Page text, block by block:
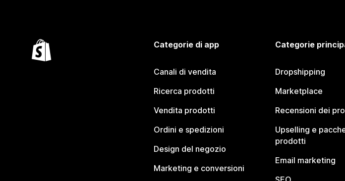
Categorie di app
Canali di vendita
Ricerca prodotti
Vendita prodotti
Ordini e spedizioni
Design del negozio
Marketing e conversioni
Categorie
Dropshipping
Marketplace
Recensioni dei
Upselling e
prodotti
Email marketing